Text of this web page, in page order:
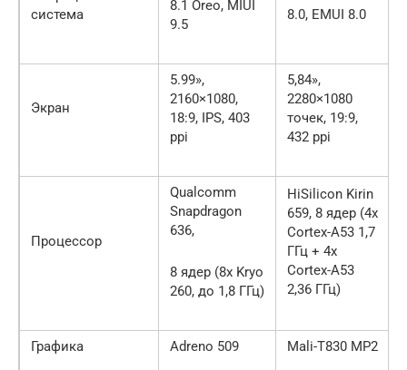
система
8.1 Oreo, MIUI
9.5
8.0, EMUI 8.0
Экран
5.99»,
2160×1080,
18:9, IPS, 403
ppi
5,84»,
2280×1080
точек, 19:9,
432 ppi
Процессор
Qualcomm
Snapdragon
636,
8 ядер (8x Kryo
260, до 1,8 ГГц)
HiSilicon Kirin
659, 8 ядер (4x
Cortex-A53 1,7
ГГц + 4x
Cortex-A53
2,36 ГГц)
Графика Adreno 509 Mali-T830 MP2